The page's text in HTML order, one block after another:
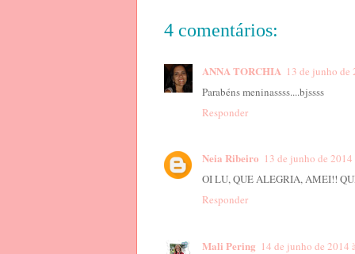
4 comentários:
ANNA TORCHIA 13 de junho de
Parabéns meninassss....bjssss
Responder
Neia Ribeiro 13 de junho de 2014
OI LU, QUE ALEGRIA, AMEI!!
Responder
Mali Pering 14 de junho de 2014